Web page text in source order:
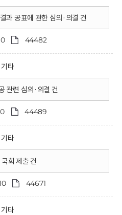
과 공표에 관한 심의·의결 건
44482
기타
관련 심의·의결 건
44489
기타
회 제출 건
44671
기타